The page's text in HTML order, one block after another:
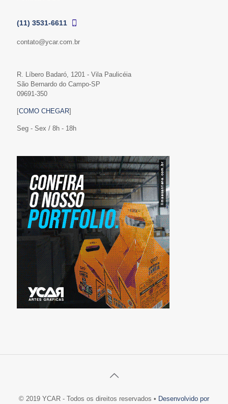
(11) 3531-6611
contato@ycar.com.br
R. Líbero Badaró, 1201 - Vila Paulicéia
São Bernardo do Campo-SP
09691-350
[COMO CHEGAR]
Seg - Sex / 8h - 18h
© 2019 YCAR - Todos os direitos reservados • Desenvolvido por